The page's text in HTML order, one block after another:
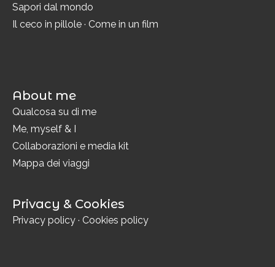
Sapori dal mondo
Il ceco in pillole · Come in un film
About me
Qualcosa su di me
Me, myself & I
Collaborazioni e media kit
Mappa dei viaggi
Privacy & Cookies
Privacy policy · Cookies policy